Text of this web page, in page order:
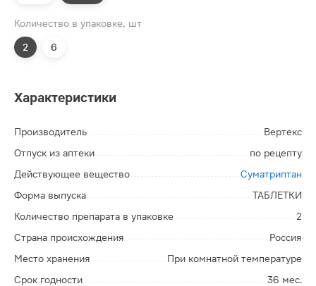
Количество в упаковке, шт
2 6
Характеристики
Производитель
Вертекс
Отпуск из аптеки
по рецепту
Действующее вещество
Суматриптан
Форма выпуска
ТАБЛЕТКИ
Количество препарата в упаковке
2
Страна происхождения
Россия
Место хранения
При комнатной температуре
Срок годности
36 мес.